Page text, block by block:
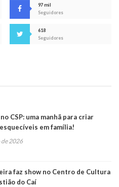
97 mil
Seguidores
618
Seguidores
CSP: uma manhã para criar
em família!
de 2026
faz show no Centro de Cultura
do Caí